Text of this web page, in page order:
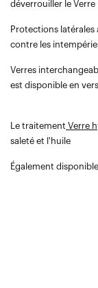
déverrouiller le Verre
Protections
contre les
Verres
est disponible en
Le traitement Verre
saleté et l'huile
Également